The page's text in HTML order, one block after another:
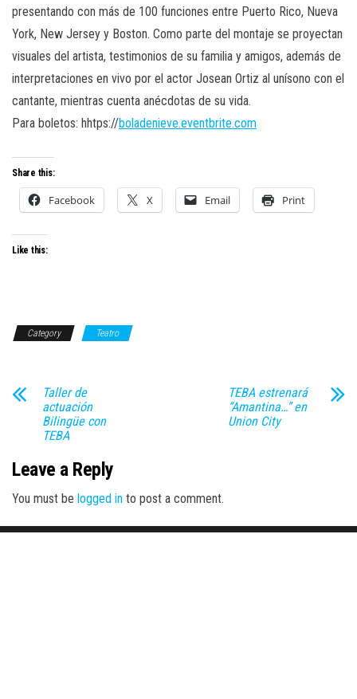
presentando con más de 100 funciones entre Puerto Rico, Nueva
York, New Jersey y Boston. Como parte del montaje se proyectan
visuales del artista, testimonios de su familia y amigos, además de
interpretaciones en vivo por el actor Josean Ortiz al unísono con el
cantante, mientras cuenta anécdotas de su vida.
Para boletos: hhtps://boladenieve.eventbrite.com
Share this:
Facebook X Email Print
Like this:
Category Teatro
Taller de
actuación
Bilingüe con
TEBA
TEBA estrenará
“Amantina…” en
Union City
Leave a Reply
You must be logged in to post a comment.